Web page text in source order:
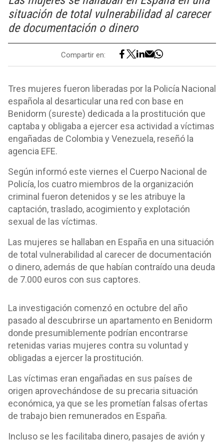
situación de total vulnerabilidad al carecer
de documentación o dinero
Compartir en:
Tres mujeres fueron liberadas por la Policía Nacional
española al desarticular una red con base en
Benidorm (sureste) dedicada a la prostitución que
captaba y obligaba a ejercer esa actividad a víctimas
engañadas de Colombia y Venezuela, reseñó la
agencia EFE.
Según informó este viernes el Cuerpo Nacional de
Policía, los cuatro miembros de la organización
criminal fueron detenidos y se les atribuye la
captación, traslado, acogimiento y explotación
sexual de las víctimas.
Las mujeres se hallaban en España en una situación
de total vulnerabilidad al carecer de documentación
o dinero, además de que habían contraído una deuda
de 7.000 euros con sus captores.
La investigación comenzó en octubre del año
pasado al descubrirse un apartamento en Benidorm
donde presumiblemente podrían encontrarse
retenidas varias mujeres contra su voluntad y
obligadas a ejercer la prostitución.
Las víctimas eran engañadas en sus países de
origen aprovechándose de su precaria situación
económica, ya que se les prometían falsas ofertas
de trabajo bien remunerados en España.
Incluso se les facilitaba dinero, pasajes de avión y